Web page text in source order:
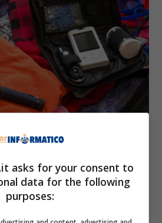
anche per
questi
asks for your consent to
data for the following
purposes: